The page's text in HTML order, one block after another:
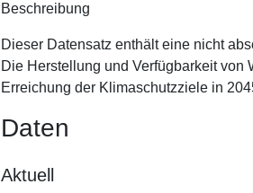
Beschreibung
Dieser Datensatz enthält eine nicht
Die Herstellung und Verfügbarkeit von
Erreichung der Klimaschutzziele in
Daten
Aktuell